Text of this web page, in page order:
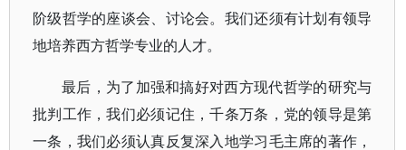
阶级哲学的座谈会、讨论会。我们还须有计划有领导
地培养西方哲学专业的人才。
最后，为了加强和搞好对西方现代哲学的研究与
批判工作，我们必须记住，千条万条，党的领导是第
一条，我们必须认真反复深入地学习毛主席的著作，